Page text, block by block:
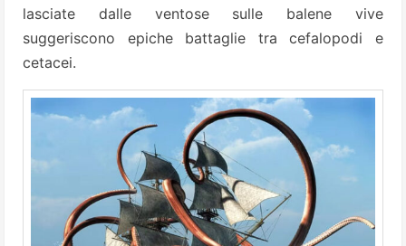
lasciate dalle ventose sulle balene vive
suggeriscono epiche battaglie tra cefalopodi e
cetacei.